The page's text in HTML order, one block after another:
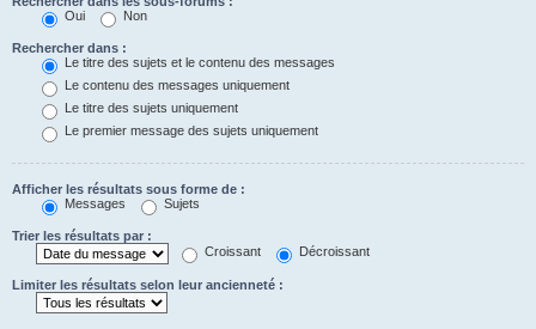
Oui
Non
Rechercher dans :
Le titre des sujets et le contenu des messages
Le contenu des messages uniquement
Le titre des sujets uniquement
Le premier message des sujets uniquement
Afficher les résultats sous forme de :
Messages
Sujets
Trier les résultats par :
Croissant
Décroissant
Limiter les résultats selon leur ancienneté :